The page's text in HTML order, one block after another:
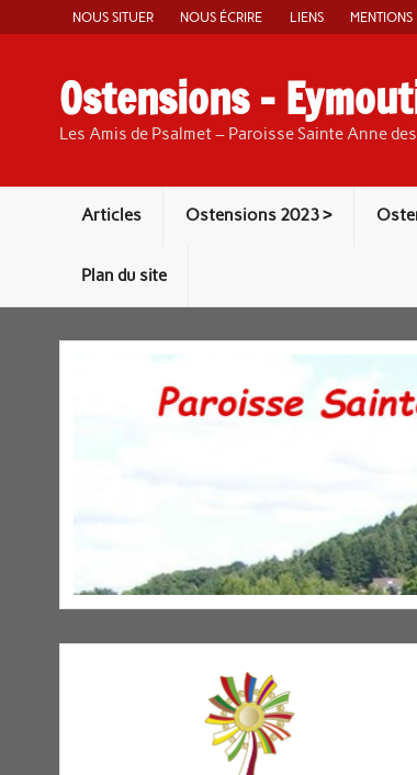
content
NOUS SITUER NOUS ÉCRIRE LIENS
Ostensions –
Les Amis de Psalmet – Paroisse Sainte Anne
Articles Ostensions 2023 >
Plan du site